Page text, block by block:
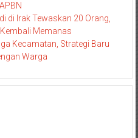
di Irak Tewaskan 20 Orang,
Memanas
Kecamatan, Strategi Baru
Warga